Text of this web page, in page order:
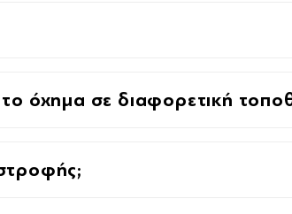
όχημα σε διαφορετική